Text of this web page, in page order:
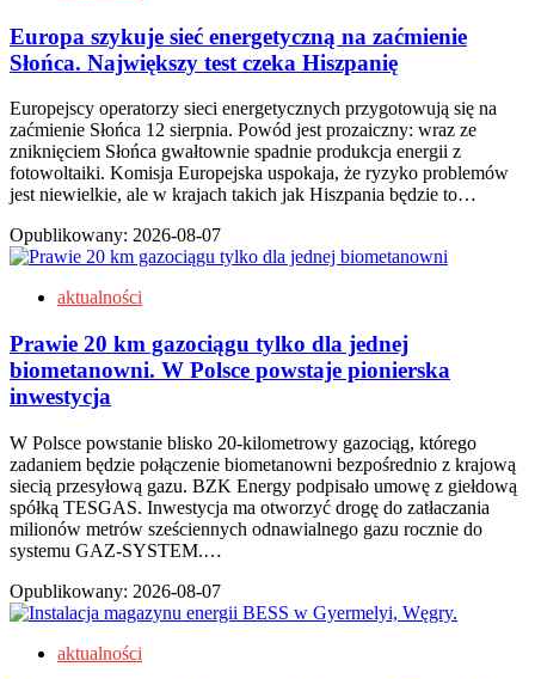
Europa szykuje sieć energetyczną na zaćmienie
Słońca. Największy test czeka Hiszpanię
Europejscy operatorzy sieci energetycznych przygotowują się na
zaćmienie Słońca 12 sierpnia. Powód jest prozaiczny: wraz ze
zniknięciem Słońca gwałtownie spadnie produkcja energii z
fotowoltaiki. Komisja Europejska uspokaja, że ryzyko problemów
jest niewielkie, ale w krajach takich jak Hiszpania będzie to…
Opublikowany: 2026-08-07
aktualności
Prawie 20 km gazociągu tylko dla jednej
biometanowni. W Polsce powstaje pionierska
inwestycja
W Polsce powstanie blisko 20-kilometrowy gazociąg, którego
zadaniem będzie połączenie biometanowni bezpośrednio z krajową
siecią przesyłową gazu. BZK Energy podpisało umowę z giełdową
spółką TESGAS. Inwestycja ma otworzyć drogę do zatłaczania
milionów metrów sześciennych odnawialnego gazu rocznie do
systemu GAZ-SYSTEM.…
Opublikowany: 2026-08-07
aktualności